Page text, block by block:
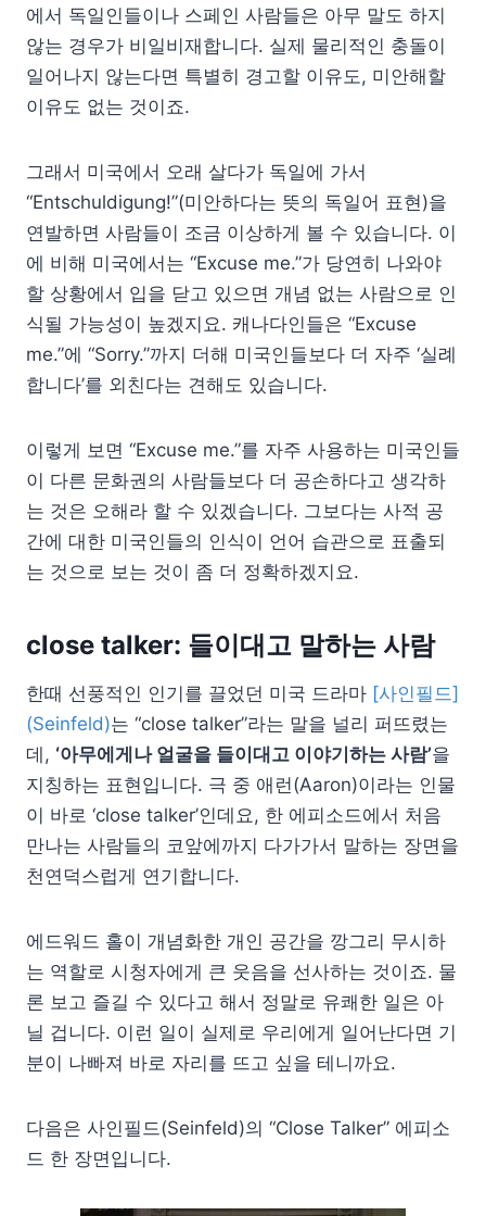
에서 독일인들이나 스페인 사람들은 아무 말도 하지
않는 경우가 비일비재합니다. 실제 물리적인 충돌이
일어나지 않는다면 특별히 경고할 이유도, 미안해할
이유도 없는 것이죠.
그래서 미국에서 오래 살다가 독일에 가서
“Entschuldigung!”(미안하다는 뜻의 독일어 표현)을
연발하면 사람들이 조금 이상하게 볼 수 있습니다. 이
에 비해 미국에서는 “Excuse me.”가 당연히 나와야
할 상황에서 입을 닫고 있으면 개념 없는 사람으로 인
식될 가능성이 높겠지요. 캐나다인들은 “Excuse
me.”에 “Sorry.”까지 더해 미국인들보다 더 자주 ‘실례
합니다’를 외친다는 견해도 있습니다.
이렇게 보면 “Excuse me.”를 자주 사용하는 미국인들
이 다른 문화권의 사람들보다 더 공손하다고 생각하
는 것은 오해라 할 수 있겠습니다. 그보다는 사적 공
간에 대한 미국인들의 인식이 언어 습관으로 표출되
는 것으로 보는 것이 좀 더 정확하겠지요.
close talker: 들이대고 말하는 사람
한때 선풍적인 인기를 끌었던 미국 드라마 [사인필드]
(Seinfeld)는 “close talker”라는 말을 널리 퍼뜨렸는
데, ‘아무에게나 얼굴을 들이대고 이야기하는 사람’을
지칭하는 표현입니다. 극 중 애런(Aaron)이라는 인물
이 바로 ‘close talker’인데요, 한 에피소드에서 처음
만나는 사람들의 코앞에까지 다가가서 말하는 장면을
천연덕스럽게 연기합니다.
에드워드 홀이 개념화한 개인 공간을 깡그리 무시하
는 역할로 시청자에게 큰 웃음을 선사하는 것이죠. 물
론 보고 즐길 수 있다고 해서 정말로 유쾌한 일은 아
닐 겁니다. 이런 일이 실제로 우리에게 일어난다면 기
분이 나빠져 바로 자리를 뜨고 싶을 테니까요.
다음은 사인필드(Seinfeld)의 “Close Talker” 에피소
드 한 장면입니다.